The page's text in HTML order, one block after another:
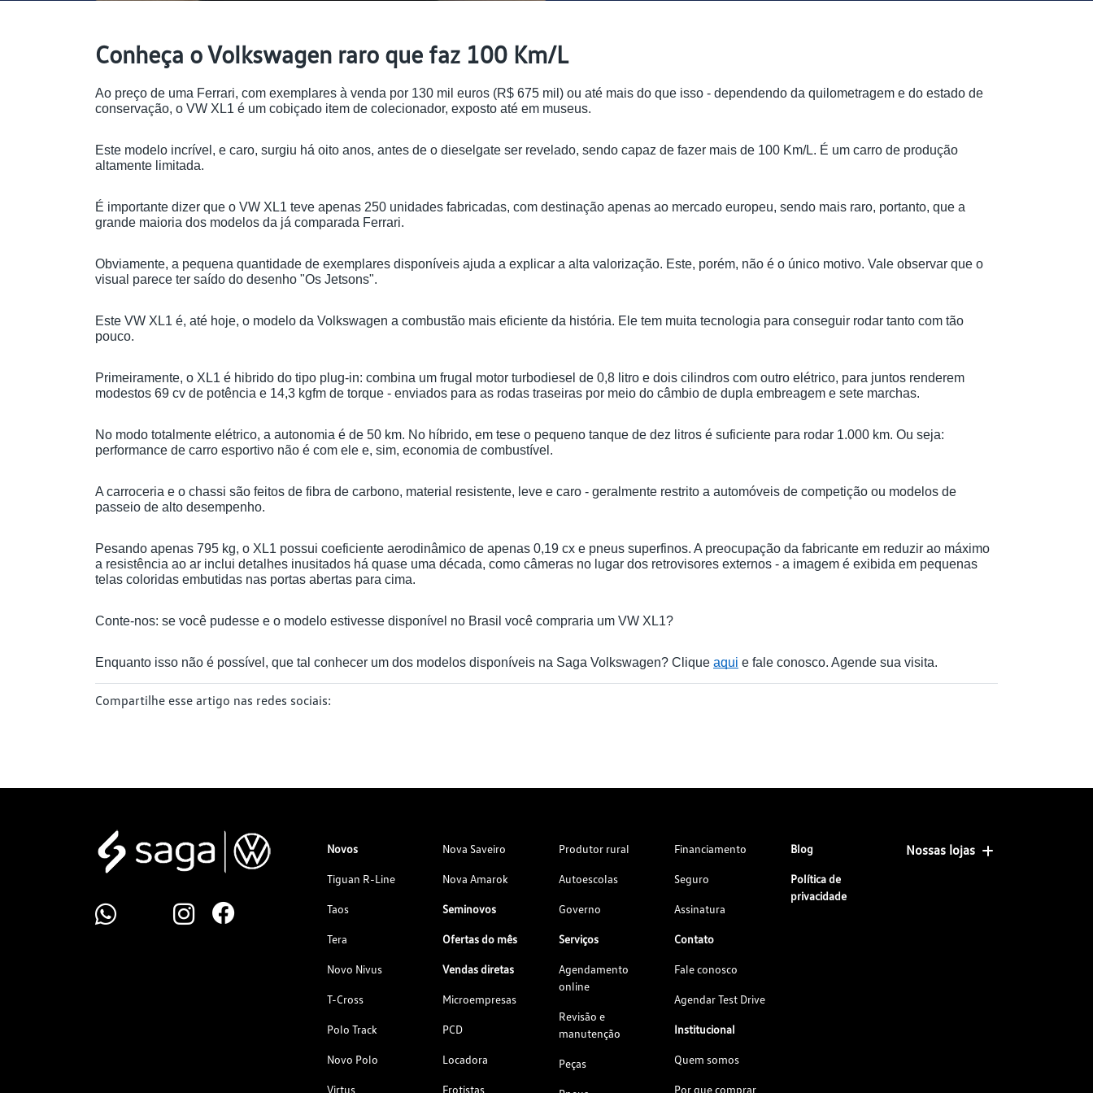
Conheça o Volkswagen raro que faz 100 Km/L
Ao preço de uma Ferrari, com exemplares à venda por 130 mil euros (R$ 675 mil) ou até mais do que isso - dependendo da quilometragem e do estado de
conservação, o VW XL1 é um cobiçado item de colecionador, exposto até em museus.
Este modelo incrível, e caro, surgiu há oito anos, antes de o dieselgate ser revelado, sendo capaz de fazer mais de 100 Km/L. É um carro de produção
altamente limitada.
É importante dizer que o VW XL1 teve apenas 250 unidades fabricadas, com destinação apenas ao mercado europeu, sendo mais raro, portanto, que a
grande maioria dos modelos da já comparada Ferrari.
Obviamente, a pequena quantidade de exemplares disponíveis ajuda a explicar a alta valorização. Este, porém, não é o único motivo. Vale observar que o
visual parece ter saído do desenho "Os Jetsons".
Este VW XL1 é, até hoje, o modelo da Volkswagen a combustão mais eficiente da história. Ele tem muita tecnologia para conseguir rodar tanto com tão
pouco.
Primeiramente, o XL1 é hibrido do tipo plug-in: combina um frugal motor turbodiesel de 0,8 litro e dois cilindros com outro elétrico, para juntos renderem
modestos 69 cv de potência e 14,3 kgfm de torque - enviados para as rodas traseiras por meio do câmbio de dupla embreagem e sete marchas.
No modo totalmente elétrico, a autonomia é de 50 km. No híbrido, em tese o pequeno tanque de dez litros é suficiente para rodar 1.000 km. Ou seja:
performance de carro esportivo não é com ele e, sim, economia de combustível.
A carroceria e o chassi são feitos de fibra de carbono, material resistente, leve e caro - geralmente restrito a automóveis de competição ou modelos de
passeio de alto desempenho.
Pesando apenas 795 kg, o XL1 possui coeficiente aerodinâmico de apenas 0,19 cx e pneus superfinos. A preocupação da fabricante em reduzir ao máximo
a resistência ao ar inclui detalhes inusitados há quase uma década, como câmeras no lugar dos retrovisores externos - a imagem é exibida em pequenas
telas coloridas embutidas nas portas abertas para cima.
Conte-nos: se você pudesse e o modelo estivesse disponível no Brasil você compraria um VW XL1?
Enquanto isso não é possível, que tal conhecer um dos modelos disponíveis na Saga Volkswagen? Clique aqui e fale conosco. Agende sua visita.
Compartilhe esse artigo nas redes sociais:
Novos
Tiguan R-Line
Taos
Tera
Novo Nivus
T-Cross
Polo Track
Novo Polo
Virtus
Nova Saveiro
Nova Amarok
Seminovos
Ofertas do mês
Vendas diretas
Microempresas
PCD
Locadora
Frotistas
Produtor rural
Autoescolas
Governo
Serviços
Agendamento
online
Revisão e
manutenção
Peças
Financiamento
Seguro
Assinatura
Contato
Fale conosco
Agendar Test Drive
Institucional
Quem somos
Por que comprar
Blog
Política de
privacidade
Nossas lojas